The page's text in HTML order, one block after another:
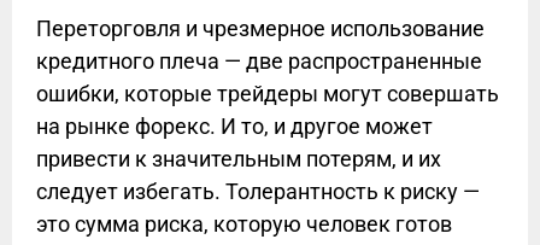
Переторговля и чрезмерное использование
кредитного плеча — две распространенные
ошибки, которые трейдеры могут совершать
на рынке форекс. И то, и другое может
привести к значительным потерям, и их
следует избегать. Толерантность к риску —
это сумма риска, которую человек готов